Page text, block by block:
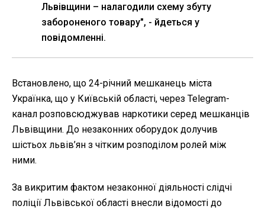
Львівщини – налагодили схему збуту
забороненого товару", - йдеться у
повідомленні.
Встановлено, що 24-річний мешканець міста
Українка, що у Київській області, через Telegram-
канал розповсюджував наркотики серед мешканців
Львівщини. До незаконних оборудок долучив
шістьох львів’ян з чітким розподілом ролей між
ними.
За викритим фактом незаконної діяльності слідчі
поліції Львівської області внесли відомості до